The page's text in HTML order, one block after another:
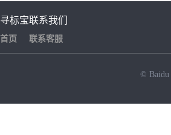
寻标宝
首页
联系我们
联系客服
© Baidu